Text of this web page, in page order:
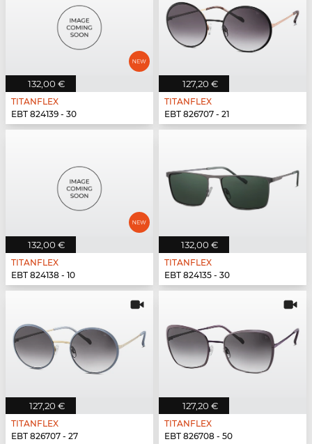
132,00 €
TITANFLEX
EBT 824139 - 30
127,20 €
TITANFLEX
EBT 826707 - 21
132,00 €
TITANFLEX
EBT 824138 - 10
132,00 €
TITANFLEX
EBT 824135 - 30
127,20 €
TITANFLEX
EBT 826707 - 27
127,20 €
TITANFLEX
EBT 826708 - 50